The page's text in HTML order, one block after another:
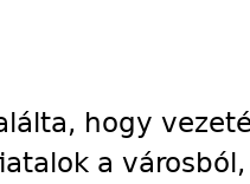
hogy
a